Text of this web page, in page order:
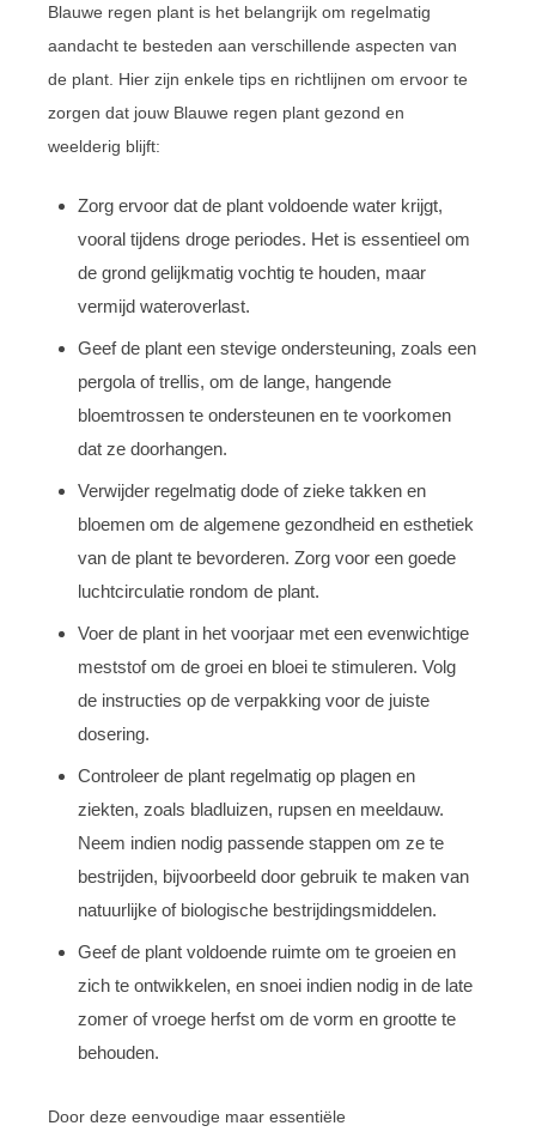
Blauwe regen plant is het belangrijk om regelmatig
aandacht te besteden aan verschillende aspecten van
de plant. Hier zijn enkele tips en richtlijnen om ervoor te
zorgen dat jouw Blauwe regen plant gezond en
weelderig blijft:
Zorg ervoor dat de plant voldoende water krijgt,
vooral tijdens droge periodes. Het is essentieel om
de grond gelijkmatig vochtig te houden, maar
vermijd wateroverlast.
Geef de plant een stevige ondersteuning, zoals een
pergola of trellis, om de lange, hangende
bloemtrossen te ondersteunen en te voorkomen
dat ze doorhangen.
Verwijder regelmatig dode of zieke takken en
bloemen om de algemene gezondheid en esthetiek
van de plant te bevorderen. Zorg voor een goede
luchtcirculatie rondom de plant.
Voer de plant in het voorjaar met een evenwichtige
meststof om de groei en bloei te stimuleren. Volg
de instructies op de verpakking voor de juiste
dosering.
Controleer de plant regelmatig op plagen en
ziekten, zoals bladluizen, rupsen en meeldauw.
Neem indien nodig passende stappen om ze te
bestrijden, bijvoorbeeld door gebruik te maken van
natuurlijke of biologische bestrijdingsmiddelen.
Geef de plant voldoende ruimte om te groeien en
zich te ontwikkelen, en snoei indien nodig in de late
zomer of vroege herfst om de vorm en grootte te
behouden.
Door deze eenvoudige maar essentiële